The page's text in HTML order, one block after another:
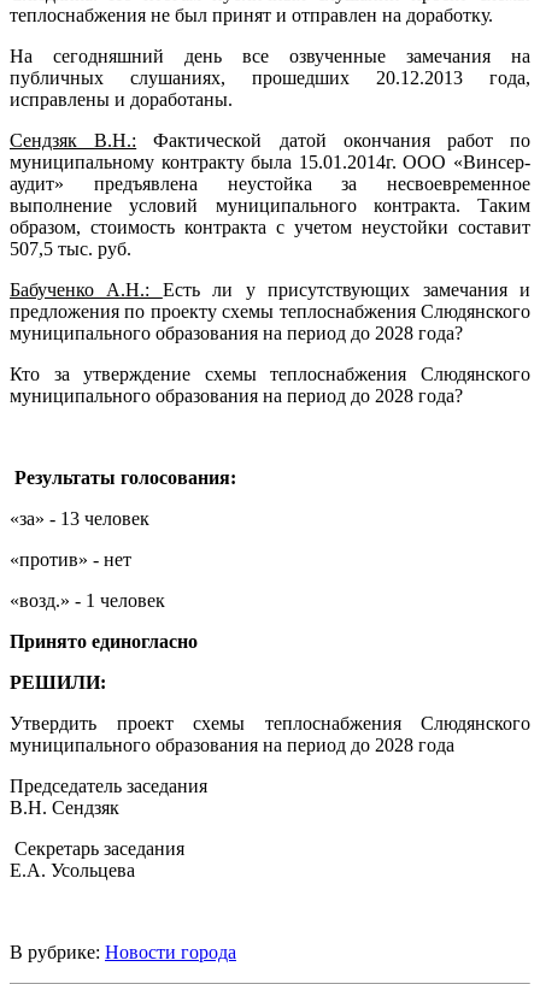
теплоснабжения не был принят и отправлен на доработку.
На сегодняшний день все озвученные замечания на
публичных слушаниях, прошедших 20.12.2013 года,
исправлены и доработаны.
Сендзяк В.Н.: Фактической датой окончания работ по
муниципальному контракту была 15.01.2014г. ООО «Винсер-
аудит» предъявлена неустойка за несвоевременное
выполнение условий муниципального контракта. Таким
образом, стоимость контракта с учетом неустойки составит
507,5 тыс. руб.
Бабученко А.Н.: Есть ли у присутствующих замечания и
предложения по проекту схемы теплоснабжения Слюдянского
муниципального образования на период до 2028 года?
Кто за утверждение схемы теплоснабжения Слюдянского
муниципального образования на период до 2028 года?
Результаты голосования:
«за» - 13 человек
«против» - нет
«возд.» - 1 человек
Принято единогласно
РЕШИЛИ:
Утвердить проект схемы теплоснабжения Слюдянского
муниципального образования на период до 2028 года
Председатель заседания
В.Н. Сендзяк
Секретарь заседания
Е.А. Усольцева
В рубрике: Новости города